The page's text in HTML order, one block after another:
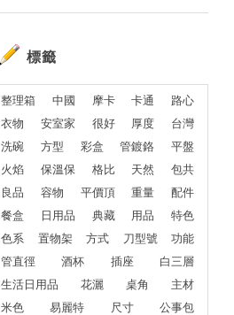
標籤
整理箱 中國 摩卡 卡通
路心
衣物
安室家 很好 厚度
台灣
洗碗
方型 彩盒 管鍍鉻
平盤
火焰
保溫保 格比 天然
包共
良品
容物 平價頂 重量
配件
餐盒
日用品 典藏 用品
特色
色系
置物架 方式 刀型號
功能
管直徑
酒杯 插座
白三層
生活日用品
花灑 桌角
主材
米色
易麗特 尺寸
公事包